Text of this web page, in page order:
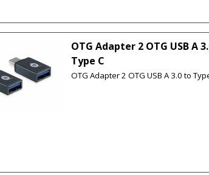
OTG Adapter 2 OTG USB A
Type C
OTG Adapter 2 OTG USB A 3.0 to